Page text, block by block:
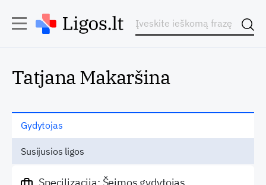
Tatjana Makaršina
Gydytojas
Susijusios ligos